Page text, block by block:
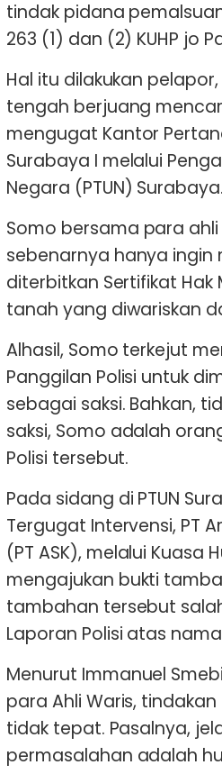
tindak pidana
263 (1) dan (2) KUHP jo
Hal itu dilakukan
tengah berjuang
mengugat Kantor
Surabaya I melalui
Negara (PTUN) Surabaya.
Somo bersama para
sebenarnya hanya ingin
diterbitkan Sertifikat Hak
tanah yang diwariskan
Alhasil, Somo terkejut
Panggilan Polisi untuk
sebagai saksi. Bahkan,
saksi, Somo adalah
Polisi tersebut.
Pada sidang di PTUN
Tergugat Intervensi, PT
(PT ASK), melalui Kuasa
mengajukan bukti
tambahan tersebut
Laporan Polisi atas nama
Menurut Immanuel
para Ahli Waris,
tidak tepat. Pasalnya,
permasalahan adalah